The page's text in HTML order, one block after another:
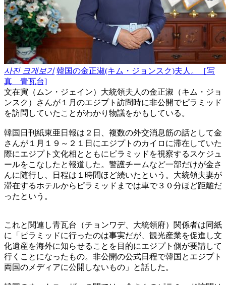
사진 크게보기 韓国の金正淑(キム・ジョンスク)夫人。［写
真 青瓦台]
文在寅（ムン・ジェイン）大統領夫人の金正淑（キム・ジョ
ンスク）さんが１月のエジプト訪問時に非公開でピラミッド
を訪問していたことがわかり物議をかもしている。
韓国日刊紙東亜日報は２日、複数の外交消息筋の話として金
さんが１月１９～２１日にエジプトのカイロに滞在していた
際にエジプト文化相とともにピラミッドを視察するスケジュ
ールをこなしたと報道した。警護チームなど一部だけが金さ
んに随行し、日程は１時間ほど続いたという。大統領夫妻が
滞在するホテルからピラミッドまでは車で３０分ほど距離だ
ったという。
これと関連し青瓦台（チョンワデ、大統領府）関係者は同紙
に「ピラミッドに行ったのは事実だが、観光産業を促進し文
化遺産を海外に知らせることを目的にエジプト側が要請して
行くことになったもの。非公開の公式日程で韓国とエジプト
両国のメディアに公開しないもの」と話した。